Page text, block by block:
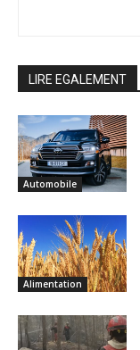
LIRE EGALEMENT
Automobile
Alimentation